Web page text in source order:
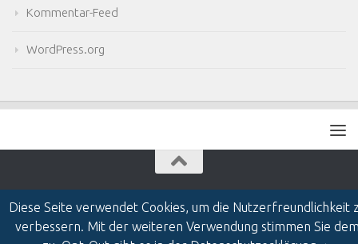
Kommentar-Feed
WordPress.org
Diese Seite verwendet Cookies, um die Nutzerfreundlichkeit
verbessern. Mit der weiteren Verwendung stimmen Sie